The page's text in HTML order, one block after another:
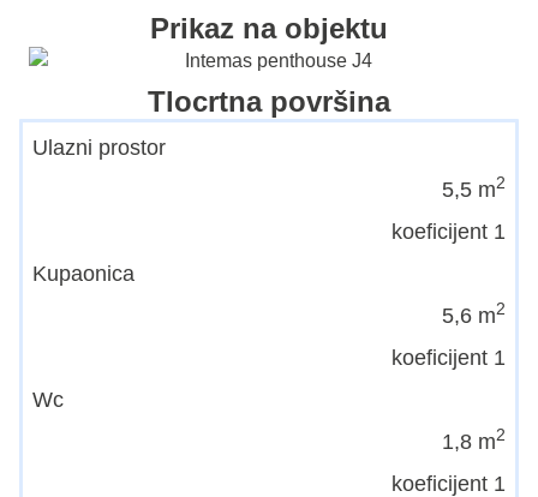
Prikaz na objektu
Tlocrtna površina
Ulazni prostor
5,5 m2
koeficijent 1
Kupaonica
5,6 m2
koeficijent 1
Wc
1,8 m2
koeficijent 1